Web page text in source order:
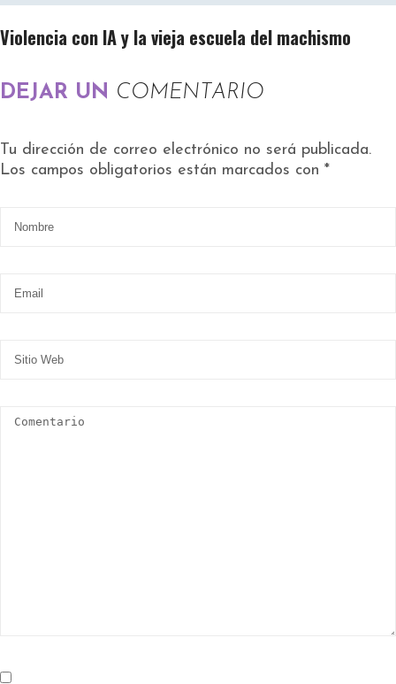
Violencia con IA y la vieja escuela del machismo
DEJAR UN COMENTARIO
Tu dirección de correo electrónico no será publicada.
Los campos obligatorios están marcados con *